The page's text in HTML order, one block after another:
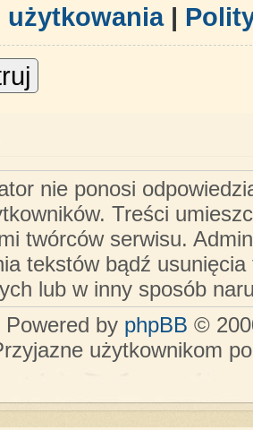
użytkowania|
nie ponosi
Treści
twórców serwisu.
tekstów bądź
lub w inny sposób
Powered by phpBB ©
użytkownikom